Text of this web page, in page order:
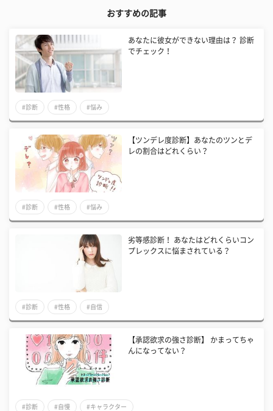
おすすめの記事
あなたに彼女ができない理由は？ 診断
でチェック！
#診断 #性格 #悩み
【ツンデレ度診断】あなたのツンとデ
レの割合はどれくらい？
#診断 #性格 #悩み
劣等感診断！ あなたはどれくらいコン
プレックスに悩まされている？
#診断 #性格 #自信
【承認欲求の強さ診断】 かまってちゃ
んになってない？
#診断 #自慢 #キャラクター